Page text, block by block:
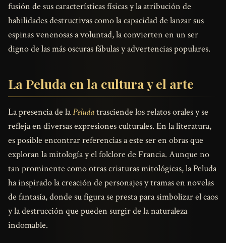
fusión de sus características físicas y la atribución de
habilidades destructivas como la capacidad de lanzar sus
espinas venenosas a voluntad, la convierten en un ser
digno de las más oscuras fábulas y advertencias populares.
La Peluda en la cultura y el arte
La presencia de laPeludatrasciende los relatos orales y se
refleja en diversas expresiones culturales. En la literatura,
es posible encontrar referencias a este ser en obras que
exploran la mitología y el folclore de Francia. Aunque no
tan prominente como otras criaturas mitológicas, la Peluda
ha inspirado la creación de personajes y tramas en novelas
de fantasía, donde su figura se presta para simbolizar el caos
y la destrucción que pueden surgir de la naturaleza
indomable.